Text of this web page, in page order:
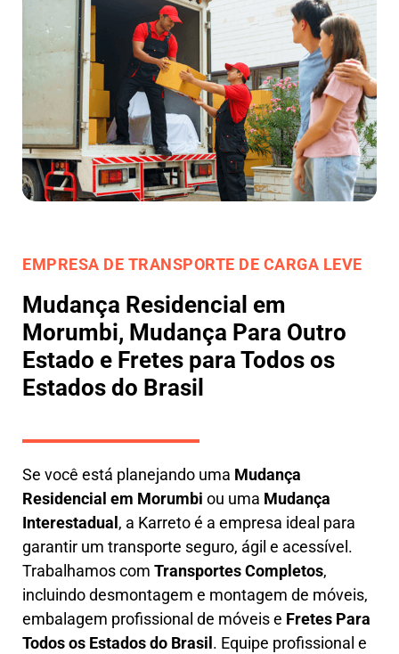
EMPRESA DE TRANSPORTE DE CARGA LEVE
Mudança Residencial em
Morumbi, Mudança Para Outro
Estado e Fretes para Todos os
Estados do Brasil
Se você está planejando uma Mudança
Residencial em Morumbi ou uma Mudança
Interestadual , a Karretoé a empresa ideal para
garantir um transporte seguro, ágil e acessível.
Trabalhamos com Transportes Completos,
incluindodesmontagem e montagem de móveis,
embalagem profissional de móveis e Fretes Para
Todos os Estados do Brasil . Equipe profissional e